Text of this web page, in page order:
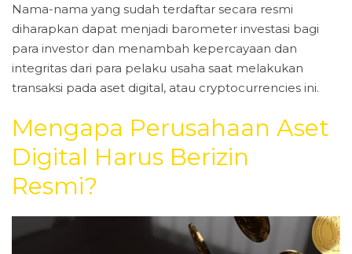
Nama-nama yang sudah terdaftar secara resmi
diharapkan dapat menjadi barometer investasi bagi
para investor dan menambah kepercayaan dan
integritas dari para pelaku usaha saat melakukan
transaksi pada aset digital, atau cryptocurrencies ini.
Mengapa Perusahaan Aset
Digital Harus Berizin
Resmi?